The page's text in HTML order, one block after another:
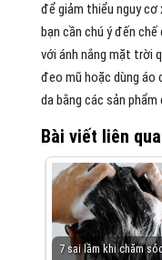
để giảm thiểu nguy cơ
bạn cần chú ý đến
với ánh nắng mặt trời
đeo mũ hoặc dùng áo
da bằng các sản
Bài viết liên
7 sai lầm khi chăm